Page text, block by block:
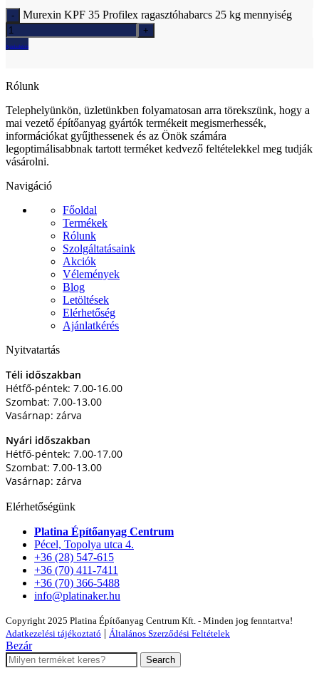
Murexin KPF 35 Profilex ragasztóhabarcs 25 kg mennyiség
Ajánlatkérés
Rólunk
Telephelyünkön, üzletünkben folyamatosan arra törekszünk, hogy a
mai vezető építőanyag gyártók termékeit megismerhessék,
információkat gyűjthessenek és az Önök számára
legoptimálisabbnak tartott terméket kedvező feltételekkel meg tudják
vásárolni.
Navigáció
Főoldal
Termékek
Rólunk
Szolgáltatásaink
Akciók
Vélemények
Blog
Letöltések
Elérhetőség
Ajánlatkérés
Nyitvatartás
Téli időszakban
Hétfő-péntek: 7.00-16.00
Szombat: 7.00-13.00
Vasárnap: zárva
Nyári időszakban
Hétfő-péntek: 7.00-17.00
Szombat: 7.00-13.00
Vasárnap: zárva
Elérhetőségünk
Platina Építőanyag Centrum
Pécel, Topolya utca 4.
+36 (28) 547-615
+36 (70) 411-7411
+36 (70) 366-5488
info@platinaker.hu
Copyright 2025 Platina Építőanyag Centrum Kft. - Minden jog fenntartva!
Adatkezelési tájékoztató
Általános Szerződési Feltételek
Bezár
Search